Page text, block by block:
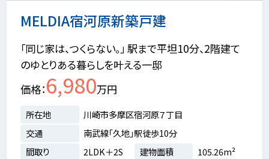
MELDIA宿河原新築戸建
「同じ家は、つくらない。」 駅まで平坦10分、2階建て
のゆとりある暮らしを叶える一邸
価格 6,980万円
所在地
川崎市多摩区宿河原７丁目
交通
南武線「久地」駅徒歩10分
間取り
2LDK＋2S 建物面積
105.26m²